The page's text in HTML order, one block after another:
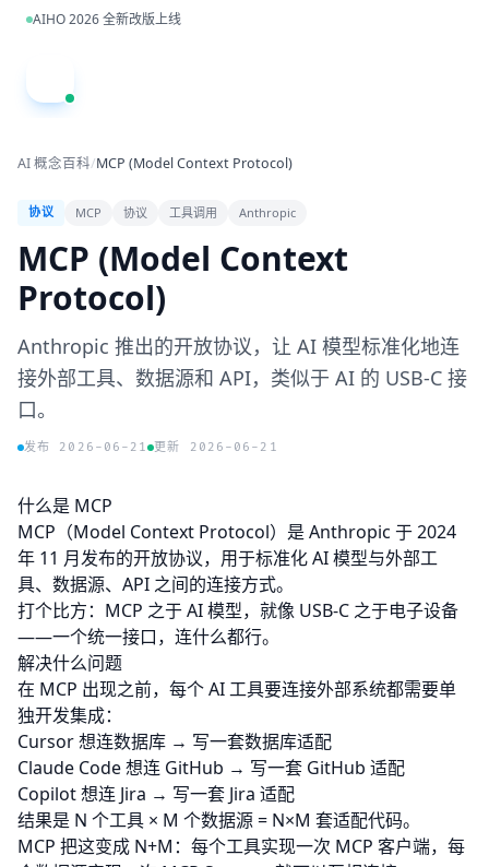
跳到主内容
AIHO 2026 全新改版上线
AI 概念百科/MCP (Model Context Protocol)
协议 MCP 协议 工具调用 Anthropic
MCP (Model Context
Protocol)
Anthropic 推出的开放协议，让 AI 模型标准化地连
接外部工具、数据源和 API，类似于 AI 的 USB-C 接
口。
发布 2026-06-21 更新 2026-06-21
什么是 MCP
MCP（Model Context Protocol）是 Anthropic 于 2024
年 11 月发布的开放协议，用于标准化 AI 模型与外部工
具、数据源、API 之间的连接方式。
打个比方：MCP 之于 AI 模型，就像 USB-C 之于电子设备
——一个统一接口，连什么都行。
解决什么问题
在 MCP 出现之前，每个 AI 工具要连接外部系统都需要单
独开发集成：
Cursor 想连数据库 → 写一套数据库适配
Claude Code 想连 GitHub → 写一套 GitHub 适配
Copilot 想连 Jira → 写一套 Jira 适配
结果是 N 个工具 × M 个数据源 = N×M 套适配代码。
MCP 把这变成 N+M：每个工具实现一次 MCP 客户端，每